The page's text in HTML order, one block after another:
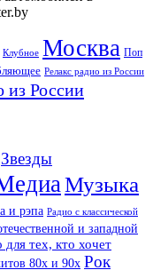
Клубное Москва Поп
Релакс радио из России
из России
Звезды
Музыка
и рэпа Радио с классической
и западной
для тех, кто хочет
80х и 90х Рок